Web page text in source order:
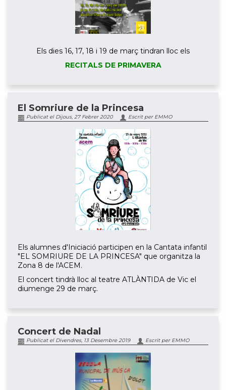
Els dies 16, 17, 18 i 19 de març tindran lloc els
RECITALS DE PRIMAVERA
El Somriure de la Princesa
Publicat el Dijous, 27 Febrer 2020 Escrit per EMMO
Els alumnes d'Iniciació participen en la Cantata infantil
"EL SOMRIURE DE LA PRINCESA" que organitza la
Zona 8 de l'ACEM.
El concert tindrà lloc al teatre ATLÀNTIDA de Vic el
diumenge 29 de març.
Concert de Nadal
Publicat el Divendres, 13 Desembre 2019 Escrit per EMMO